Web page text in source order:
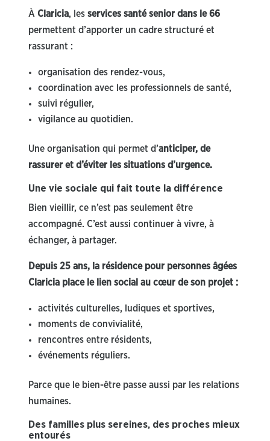
À Claricia, les services santé senior dans le 66
permettent d’apporter un cadre structuré et
rassurant :
organisation des rendez-vous,
coordination avec les professionnels de santé,
suivi régulier,
vigilance au quotidien.
Une organisation qui permet d’anticiper, de
rassurer et d’éviter les situations d’urgence.
Une vie sociale qui fait toute la différence
Bien vieillir, ce n’est pas seulement être
accompagné. C’est aussi continuer à vivre, à
échanger, à partager.
Depuis 25 ans, la résidence pour personnes âgées
Claricia place le lien social au cœur de son projet :
activités culturelles, ludiques et sportives,
moments de convivialité,
rencontres entre résidents,
événements réguliers.
Parce que le bien-être passe aussi par les relations
humaines.
Des familles plus sereines, des proches mieux
entourés